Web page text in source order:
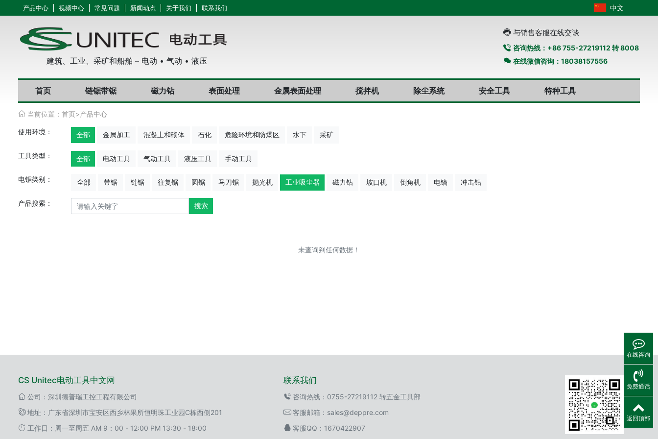
中文
产品中心 视频中心 常见问题 新闻动态 关于我们 联系我们
建筑、工业、采矿和船舶 – 电动 • 气动 • 液压
与销售客服在线交谈
咨询热线：+86 755-27219112 转 8008
在线微信咨询：18038157556
首页 链锯带锯 磁力钻 表面处理 金属表面处理 搅拌机 除尘系统 安全工具 特种工具
当前位置： 首页>产品中心
使用环境： 全部 金属加工 混凝土和砌体 石化 危险环境和防爆区 水下 采矿
工具类型： 全部 电动工具 气动工具 液压工具 手动工具
电锯类别： 全部 带锯 链锯 往复锯 圆锯 马刀锯 抛光机 工业吸尘器 磁力钻 坡口机 倒角机 电镐 冲击钻
产品搜索： 搜索
未查询到任何数据！
CS Unitec电动工具中文网
公司：深圳德普瑞工控工程有限公司
地址：广东省深圳市宝安区西乡林果所恒明珠工业园C栋西侧201
工作日：周一至周五 AM 9：00 - 12:00 PM 13:30 - 18:00
联系我们
咨询热线：0755-27219112 转五金工具部
客服邮箱：sales@deppre.com
客服QQ：1670422907
在线咨询
免费通话
返回顶部